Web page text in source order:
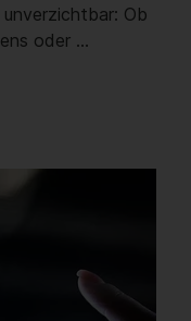
Ob
oder …